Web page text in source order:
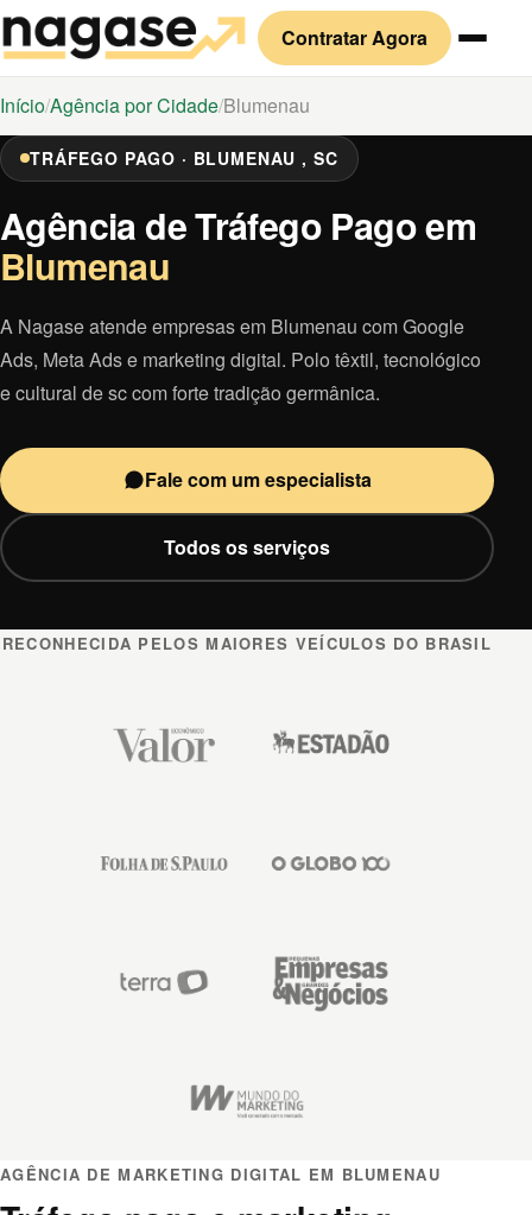
Contratar Agora
InícioAgência por Cidade Blumenau
TRÁFEGO PAGO · BLUMENAU , SC
Agência de Tráfego Pago em
Blumenau
A Nagase atende empresas em Blumenau com Google
Ads, Meta Ads e marketing digital. Polo têxtil, tecnológico
e cultural de sc com forte tradição germânica.
Fale com um especialista
Todos os serviços
RECONHECIDA PELOS MAIORES VEÍCULOS DO BRASIL
AGÊNCIA DE MARKETING DIGITAL EM BLUMENAU